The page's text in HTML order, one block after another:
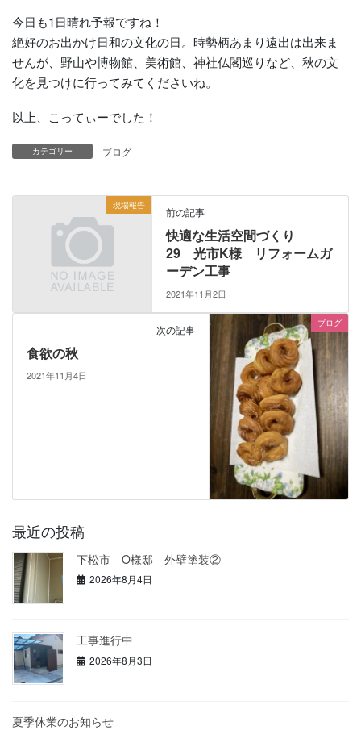
今日も1日晴れ予報ですね！
絶好のお出かけ日和の文化の日。時勢柄あまり遠出は出来ま
せんが、野山や博物館、美術館、神社仏閣巡りなど、秋の文
化を見つけに行ってみてくださいね。
以上、こってぃーでした！
カテゴリー ブログ
現場報告 前の記事
快適な生活空間づくり
29 光市K様 リフォームガ
ーデン工事
2021年11月2日
ブログ
次の記事
食欲の秋
2021年11月4日
最近の投稿
下松市 O様邸 外壁塗装②
2026年8月4日
工事進行中
2026年8月3日
夏季休業のお知らせ